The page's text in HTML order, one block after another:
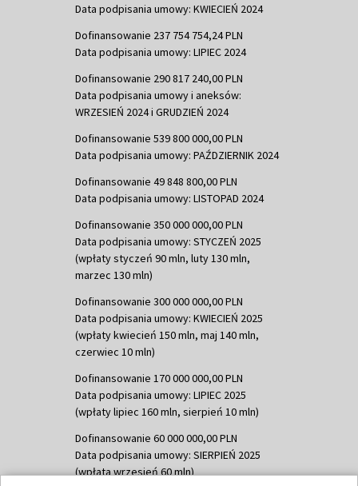
Data podpisania umowy: KWIECIEŃ 2024
Dofinansowanie 237 754 754,24 PLN
Data podpisania umowy: LIPIEC 2024
Dofinansowanie 290 817 240,00 PLN
Data podpisania umowy i aneksów:
WRZESIEŃ 2024 i GRUDZIEŃ 2024
Dofinansowanie 539 800 000,00 PLN
Data podpisania umowy: PAŹDZIERNIK 2024
Dofinansowanie 49 848 800,00 PLN
Data podpisania umowy: LISTOPAD 2024
Dofinansowanie 350 000 000,00 PLN
Data podpisania umowy: STYCZEŃ 2025
(wpłaty styczeń 90 mln, luty 130 mln,
marzec 130 mln)
Dofinansowanie 300 000 000,00 PLN
Data podpisania umowy: KWIECIEŃ 2025
(wpłaty kwiecień 150 mln, maj 140 mln,
czerwiec 10 mln)
Dofinansowanie 170 000 000,00 PLN
Data podpisania umowy: LIPIEC 2025
(wpłaty lipiec 160 mln, sierpień 10 mln)
Dofinansowanie 60 000 000,00 PLN
Data podpisania umowy: SIERPIEŃ 2025
(wpłata wrzesień 60 mln)